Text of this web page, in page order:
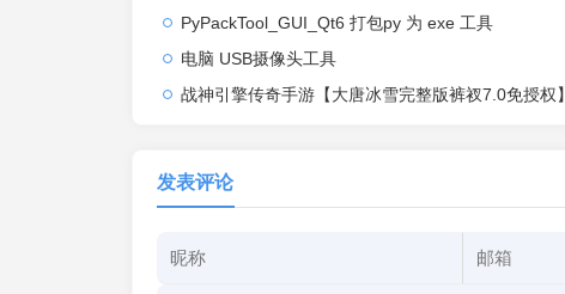
PyPackTool_GUI_Qt6 打包py 为 exe 工具
电脑 USB摄像头工具
战神引擎传奇手游【大唐冰雪完整版裤衩7.0免授权】2026整理特色服务端+寒冬之城+万象古城+天威大陆+大唐盛世【站长亲测】
发表评论